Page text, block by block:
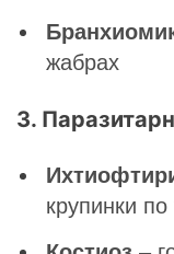
жабрах
3.
крупинки по